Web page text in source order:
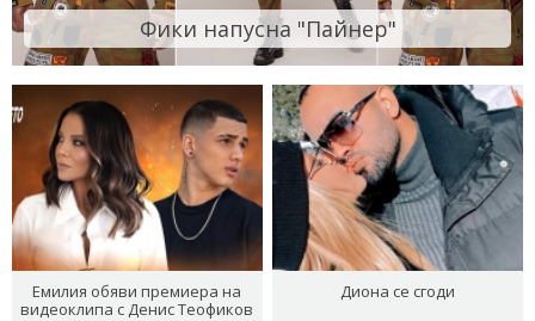
Фики напусна "Пайнер"
Емилия обяви премиера на
видеоклипа с Денис Теофиков
Диона се сгоди